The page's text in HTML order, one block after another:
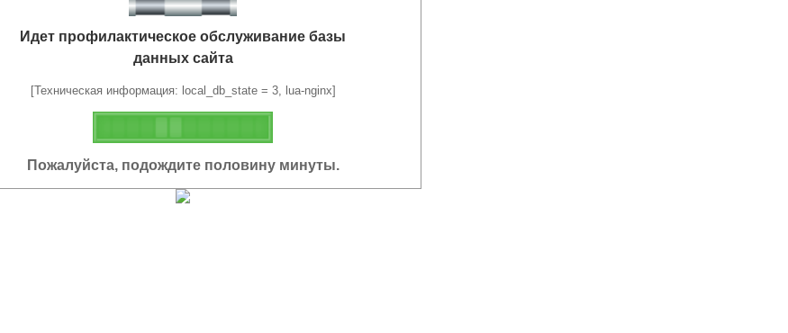
Идет профилактическое обслуживание базы
данных сайта
[Техническая информация: local_db_state = 3, lua-nginx]
Пожалуйста, подождите половину минуты.